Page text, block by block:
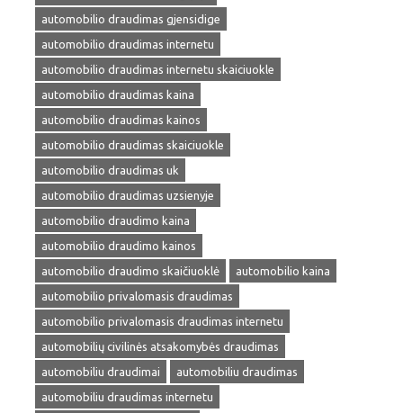
automobilio draudimas gjensidige
automobilio draudimas internetu
automobilio draudimas internetu skaiciuokle
automobilio draudimas kaina
automobilio draudimas kainos
automobilio draudimas skaiciuokle
automobilio draudimas uk
automobilio draudimas uzsienyje
automobilio draudimo kaina
automobilio draudimo kainos
automobilio draudimo skaičiuoklė
automobilio kaina
automobilio privalomasis draudimas
automobilio privalomasis draudimas internetu
automobilių civilinės atsakomybės draudimas
automobiliu draudimai
automobiliu draudimas
automobiliu draudimas internetu